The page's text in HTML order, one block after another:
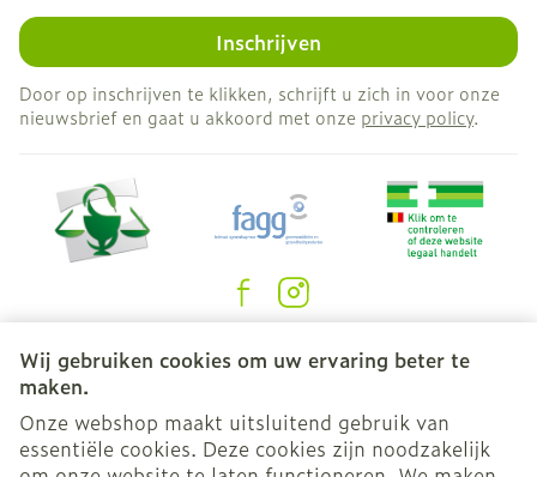
Wij gebruiken cookies om uw ervaring beter te
maken.
Onze webshop maakt uitsluitend gebruik van
essentiële cookies. Deze cookies zijn noodzakelijk
Inschrijven
Door op inschrijven te klikken, schrijft u zich in voor onze
nieuwsbrief en gaat u akkoord met onze privacy policy.
Juridische links